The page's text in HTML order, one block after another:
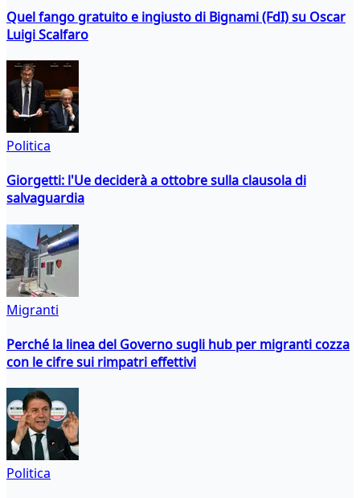
Quel fango gratuito e ingiusto di Bignami (FdI) su Oscar
Luigi Scalfaro
Politica
Giorgetti: l'Ue deciderà a ottobre sulla clausola di
salvaguardia
Migranti
Perché la linea del Governo sugli hub per migranti cozza
con le cifre sui rimpatri effettivi
Politica